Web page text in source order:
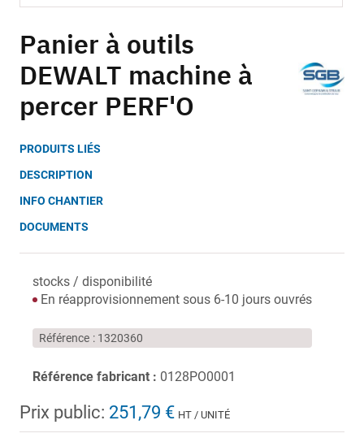
to
the
beginning
of
the
images
gallery
Panier à outils
DEWALT machine à
percer PERF'O
PRODUITS LIÉS
DESCRIPTION
INFO CHANTIER
DOCUMENTS
stocks / disponibilité
En réapprovisionnement sous 6-10 jours ouvrés
Référence 1320360
Référence fabricant : 0128PO0001
Prix public: 251,79 € HT / UNITÉ